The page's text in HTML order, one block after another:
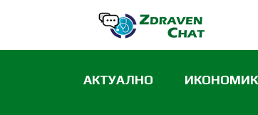
АКТУАЛНО